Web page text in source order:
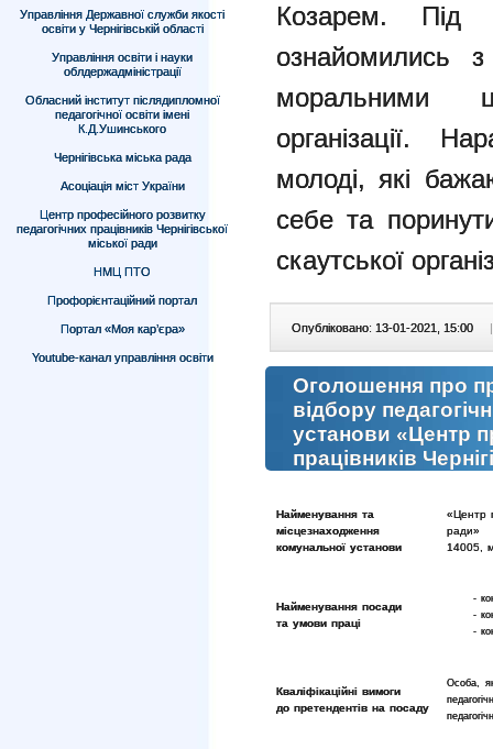
Управління Державної служби якості
освіти у Чернігівській області
Управління освіти і науки
облдержадміністрації
Обласний інститут післядипломної
педагогічної освіти імені
К.Д.Ушинського
Чернігівська міська рада
Асоціація міст України
Центр професійного розвитку
педагогічних працівників Чернігівської
міської ради
НМЦ ПТО
Профорієнтаційний портал
Портал «Моя кар’єра»
Youtube-канал управління освіти
Козарем. Під
ознайомились
моральними
організації.
молоді, які
себе та
скаутської
Опубліковано: 13-01-2021, 15:00 |
Оголошення про
відбору
установи «Центр
працівників
Найменування та
місцезнаходження
комунальної установи
«Центр
ради»
14005,
Найменування посади
та умови праці
-
-
-
Кваліфікаційні вимоги
до претендентів на посаду
Особа,